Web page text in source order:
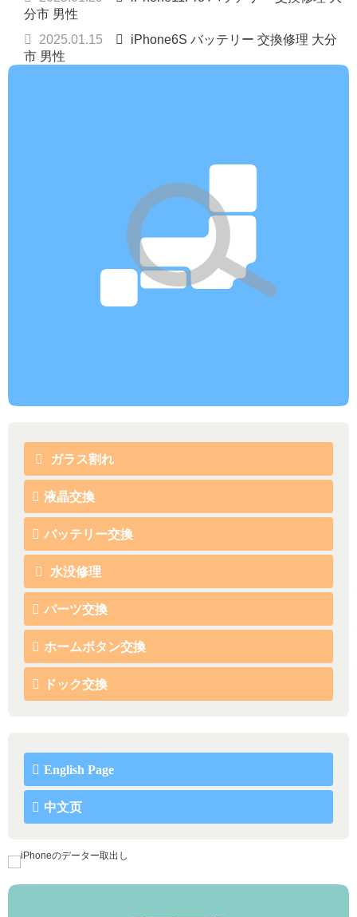
分市 男性
2025.01.15
iPhone6S バッテリー 交換修理 大分
市 男性
ガラス割れ
液晶交換
バッテリー交換
水没修理
パーツ交換
ホームボタン交換
ドック交換
English Page
中文页